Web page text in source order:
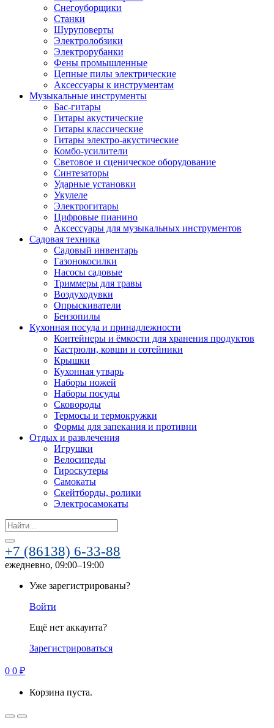
Снегоуборщики
Станки
Шуруповерты
Электролобзики
Электрорубанки
Фены промышленные
Цепные пилы электрические
Аксессуары к инструментам
Музыкальные инструменты
Бас-гитары
Гитары акустические
Гитары классические
Гитары электро-акустические
Комбо-усилители
Световое и сценическое оборудование
Синтезаторы
Ударные установки
Укулеле
Электрогитары
Цифровые пианино
Аксессуары для музыкальных инструментов
Садовая техника
Садовый инвентарь
Газонокосилки
Насосы садовые
Триммеры для травы
Воздуходувки
Опрыскиватели
Бензопилы
Кухонная посуда и принадлежности
Контейнеры и ёмкости для хранения продуктов
Кастрюли, ковши и сотейники
Крышки
Кухонная утварь
Наборы ножей
Наборы посуды
Сковороды
Термосы и термокружки
Формы для запекания и противни
Отдых и развлечения
Игрушки
Велосипеды
Гироскутеры
Самокаты
Скейтборды, ролики
Электросамокаты
Search
for:
+7 (86138) 6-33-88
ежедневно, 09:00–19:00
Уже зарегистрированы?
Войти
Ещё нет аккаунта?
Зарегистрироваться
0 0 ₽
Корзина пуста.